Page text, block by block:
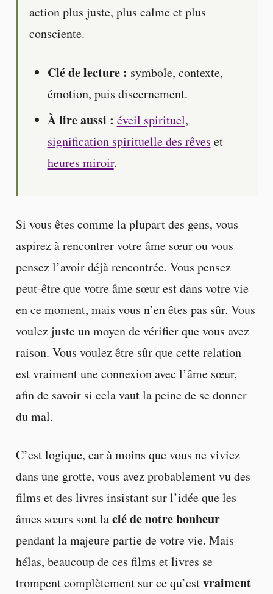
action plus juste, plus calme et plus
consciente.
Clé de lecture : symbole, contexte,
émotion, puis discernement.
À lire aussi : éveil spirituel,
signification spirituelle des rêves et
heures miroir.
Si vous êtes comme la plupart des gens, vous
aspirez à rencontrer votre âme sœur ou vous
pensez l’avoir déjà rencontrée. Vous pensez
peut-être que votre âme sœur est dans votre vie
en ce moment, mais vous n’en êtes pas sûr. Vous
voulez juste un moyen de vérifier que vous avez
raison. Vous voulez être sûr que cette relation
est vraiment une connexion avec l’âme sœur,
afin de savoir si cela vaut la peine de se donner
du mal.
C’est logique, car à moins que vous ne viviez
dans une grotte, vous avez probablement vu des
films et des livres insistant sur l’idée que les
âmes sœurs sont laclé de notre bonheur
pendant la majeure partie de votre vie. Mais
hélas, beaucoup de ces films et livres se
trompent complètement sur ce qu’estvraiment